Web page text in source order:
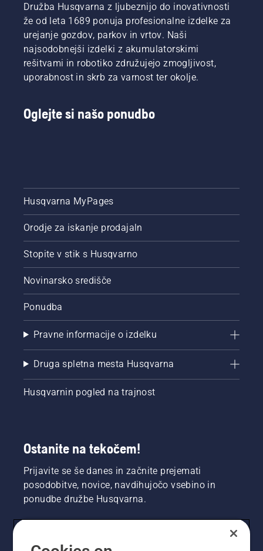
Družba Husqvarna z ljubeznijo do inovativnosti
že od leta 1689 ponuja profesionalne izdelke za
urejanje gozdov, parkov in vrtov. Naši
najsodobnejši izdelki z akumulatorskimi
rešitvami in robotiko združujejo zmogljivost,
uporabnost in skrb za varnost ter okolje.
Oglejte si našo ponudbo
Husqvarna MyPages
Orodje za iskanje prodajaln
Stopite v stik s Husqvarno
Novinarsko središče
Ponudba
Pravne informacije o izdelku
Druga spletna mesta Husqvarna
Husqvarnin pogled na trajnost
Ostanite na tekočem!
Prijavite se še danes in začnite prejemati
posodobitve, novice, navdihujočo vsebino in
ponudbe družbe Husqvarna.